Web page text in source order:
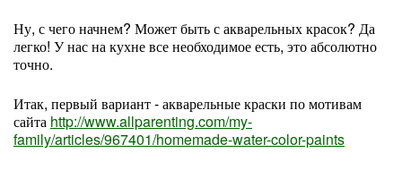
Ну, с чего начнем? Может быть с акварельных красок? Да
легко! У нас на кухне все необходимое есть, это абсолютно
точно.
Итак, первый вариант - акварельные краски по мотивам
сайта http://www.allparenting.com/my-
family/articles/967401/homemade-water-color-paints